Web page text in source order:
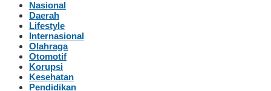
Nasional
Daerah
Lifestyle
Internasional
Olahraga
Otomotif
Korupsi
Kesehatan
Pendidikan